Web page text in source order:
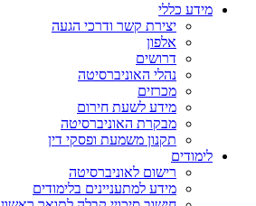
מידע כללי
יצירת קשר ודרכי הגעה
אלפון
דרושים
נהלי האוניברסיטה
מכרזים
מידע לשעת חירום
מבקרת האוניברסיטה
תקנון משמעת ופסקי דין
לימודים
רישום לאוניברסיטה
מידע למתעניינים בלימודים